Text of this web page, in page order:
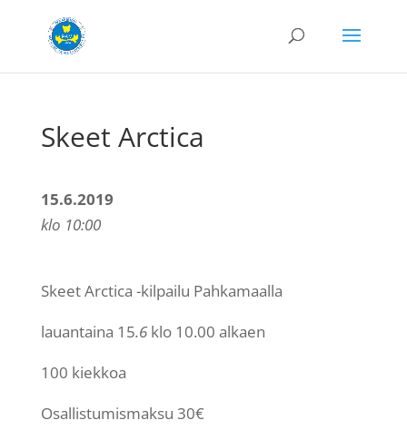
Skeet Arctica
15.6.2019
klo 10:00
Skeet Arctica -kilpailu Pahkamaalla
lauantaina 15.6klo 10.00 alkaen
100 kiekkoa
Osallistumismaksu 30€